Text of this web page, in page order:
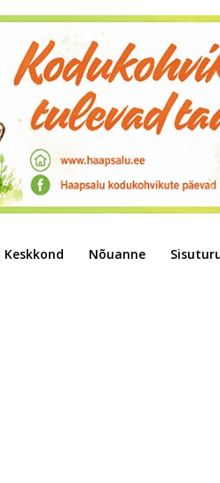
Keskkond Nõuanne